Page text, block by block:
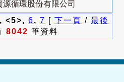
源循環股份有限公司
, <5>, 6, 7 [ 下一頁 / 最後
8042 筆資料